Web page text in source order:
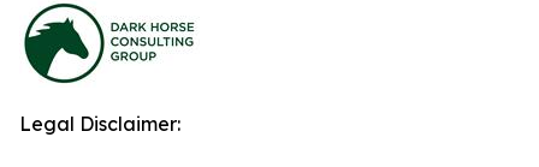
Legal Disclaimer: